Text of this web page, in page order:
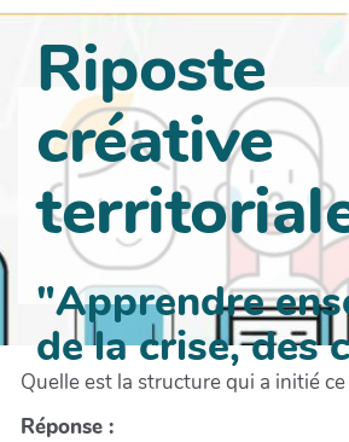
Riposte
créative
"Apprendre
de la crise, des
Quelle est la structure qui a initié
Réponse :